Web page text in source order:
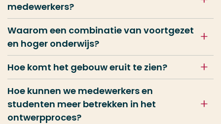
medewerkers?
Waarom een combinatie van voortgezet
en hoger onderwijs?
Hoe komt het gebouw eruit te zien?
Hoe kunnen we medewerkers en
studenten meer betrekken in het
ontwerpproces?